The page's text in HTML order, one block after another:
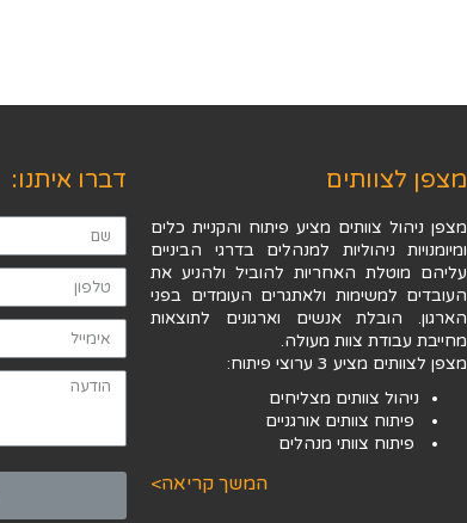
מצפן לצוותים
מצפן ניהול צוותים מציע פיתוח והקניית כלים
ומיומנויות ניהוליות למנהלים בדרגי הביניים
עליהם מוטלת האחריות להוביל ולהניע את
העובדים למשימות ולאתגרים העומדים בפני
הארגון. הובלת אנשים וארגונים לתוצאות
מחייבת עבודת צוות מעולה.
מצפן לצוותים מציע 3 ערוצי פיתוח:
ניהול צוותים מצליחים
פיתוח צוותים אורגניים
פיתוח צוותי מנהלים
המשך קריאה>
דברו איתנו: